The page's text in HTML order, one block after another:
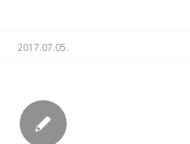
2017.07.05.